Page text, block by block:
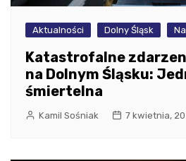
Aktualności Dolny Śląsk
Katastrofalne
na Dolnym Śląsku:
śmiertelna
Kamil Sośniak 7 kwietnia,